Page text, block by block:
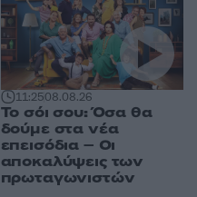
11:2508.08.26
Το σόι σου: Όσα θα
δούμε στα νέα
επεισόδια – Οι
αποκαλύψεις των
πρωταγωνιστών